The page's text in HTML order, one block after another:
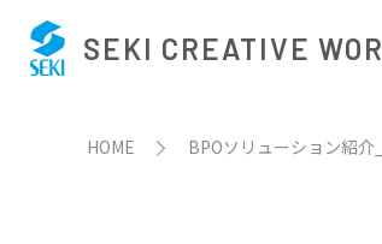
SEKI CREATIVE
HOME BPOソリューション紹介